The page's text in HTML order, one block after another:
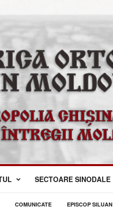
SECTOARE SINODALE
COMUNICATE EPISCOP SILUAN